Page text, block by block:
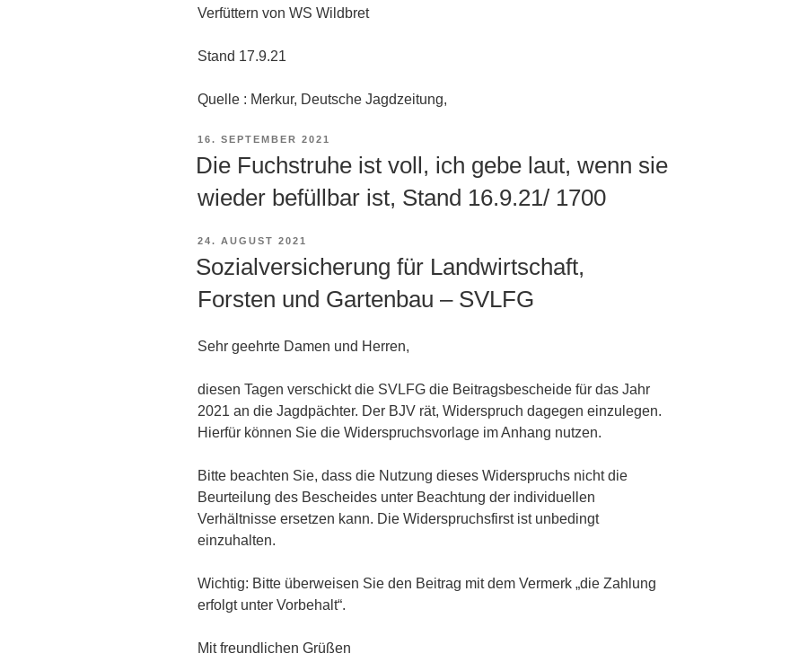
Verfüttern von WS Wildbret
Stand 17.9.21
Quelle : Merkur, Deutsche Jagdzeitung,
VERÖFFENTLICHT
16. SEPTEMBER 2021
Die Fuchstruhe ist voll, ich gebe laut, wenn sie
wieder befüllbar ist, Stand 16.9.21/ 1700
VERÖFFENTLICHT
24. AUGUST 2021
Sozialversicherung für Landwirtschaft,
Forsten und Gartenbau – SVLFG
Sehr geehrte Damen und Herren,
diesen Tagen verschickt die SVLFG die Beitragsbescheide für das Jahr
2021 an die Jagdpächter. Der BJV rät, Widerspruch dagegen einzulegen.
Hierfür können Sie die Widerspruchsvorlage im Anhang nutzen.
Bitte beachten Sie, dass die Nutzung dieses Widerspruchs nicht die
Beurteilung des Bescheides unter Beachtung der individuellen
Verhältnisse ersetzen kann. Die Widerspruchsfirst ist unbedingt
einzuhalten.
Wichtig: Bitte überweisen Sie den Beitrag mit dem Vermerk „die Zahlung
erfolgt unter Vorbehalt“.
Mit freundlichen Grüßen